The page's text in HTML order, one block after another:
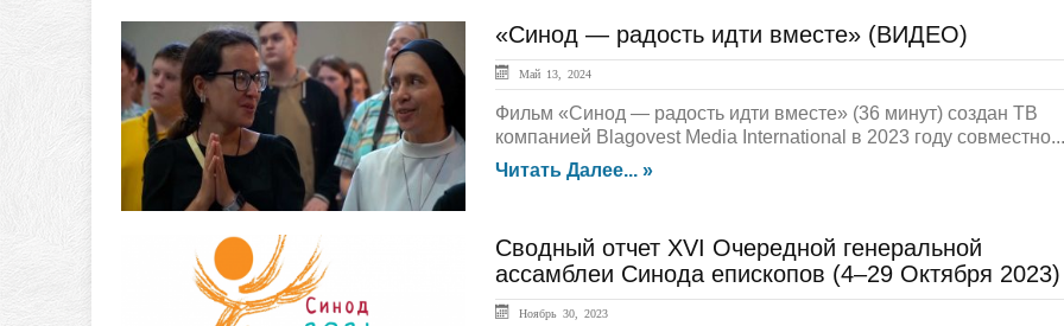
Жизнь Церкви
«Синод — радость идти вместе» (ВИДЕО)
Май 13, 2024
Фильм «Синод — радость идти вместе» (36 минут) создан ТВ
компанией Blagovest Media International в 2023 году совместно...
Читать Далее... »
Документы
Сводный отчет XVI Очередной генеральной
ассамблеи Синода епископов (4–29 Октября 2023)
Ноябрь 30, 2023